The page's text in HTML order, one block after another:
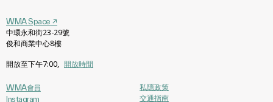
WMA Space ↗
中環永和街23-29號
俊和商業中心8樓
開放至下午7:00, 開放時間
WMA會員
Instagram
私隱政策
交通指南